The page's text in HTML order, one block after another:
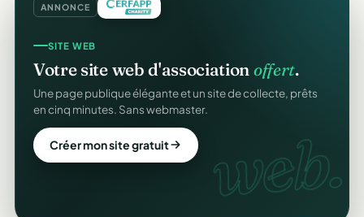
ANNONCE
GESTION D'ASSOCIATION
Gérez votre associationgratuitement
Membres, dons, événements, reçus — tout votre pilotage
au même endroit, sans rien payer.
Créer mon compte gratuit web.
SITE WEB
Votre site web d'associationoffert.
Une page publique élégante et un site de collecte, prêts
en cinq minutes. Sans webmaster.
Créer mon site gratuit